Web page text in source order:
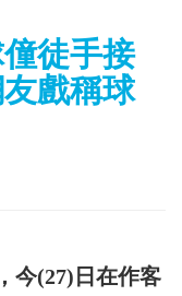
徒手接
戲稱球
今(27)日在作客